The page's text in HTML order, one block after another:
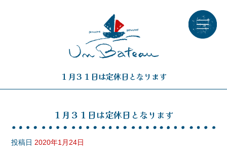
１月３１日は定休日となります
１月３１日は定休日となります
投稿日 2020年1月24日